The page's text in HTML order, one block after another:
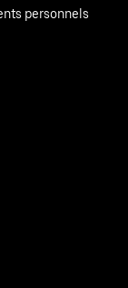
personnels